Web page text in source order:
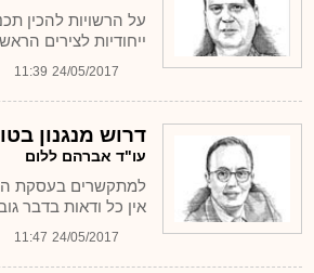
על הרשויות להכין
ייחודיות לצירים
24/05/2017
11:39
דרוש מנגנון
עו"ד אברהם ללום
למתקשרים בעסקת
אין כל ודאות בדבר
24/05/2017
11:47